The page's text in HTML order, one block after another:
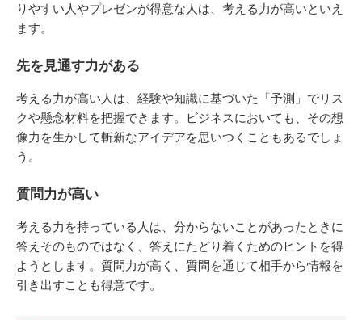
りやすい人やプレゼンが得意な人は、考える力が高いといえ
ます。
先を見通す力がある
考える力が高い人は、経験や知識に基づいた「予測」でリス
クや懸念材料を把握できます。ビジネスにおいても、その想
像力を生かして斬新なアイデアを思いつくこともあるでしょ
う。
質問力が高い
考える力を持っている人は、分からないことがあったときに
答えそのものではなく、答えにたどり着くためのヒントを得
ようとします。質問力が高く、質問を通じて相手から情報を
引き出すことも得意です。